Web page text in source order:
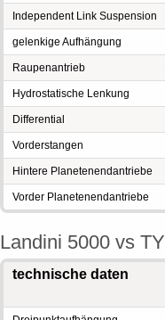
Independent Link Suspension
gelenkige Aufhängung
Raupenantrieb
Hydrostatische Lenkung
Differential
Vorderstangen
Hintere Planetenendantriebe
Vorder Planetenendantriebe
Landini 5000 vs
technische daten